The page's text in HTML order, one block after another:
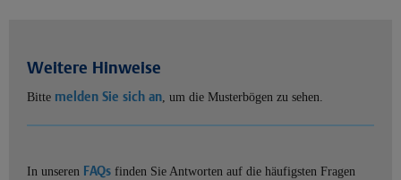
Weitere Hinweise
Bitte melden Sie sich an, um die Musterbögen zu sehen.
In unseren FAQs finden Sie Antworten auf die häufigsten Fragen